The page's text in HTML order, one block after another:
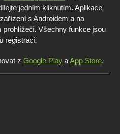
jedním kliknutím. Aplikace
s Androidem a na
prohlížeči. Všechny funkce jsou
registraci.
zGoogle Play aApp Store.